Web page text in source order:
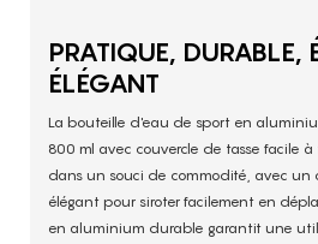
PRATIQUE, DURABLE,
ÉLÉGANT
La bouteille d'eau de sport en
800 ml avec couvercle de tasse facile à
dans un souci de commodité, avec un
élégant pour siroter facilement en
en aluminium durable garantit une